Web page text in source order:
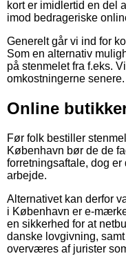
kort er imidlertid en del
imod bedrageriske
Generelt går vi ind for
Som en alternativ
på stenmelet fra f.eks.
omkostningerne senere.
Online
Før folk bestiller
København bør de de
forretningsaftale, dog
arbejde.
Alternativet kan derfor
i København er e-
en sikkerhed for at
danske lovgivning,
overværes af jurister